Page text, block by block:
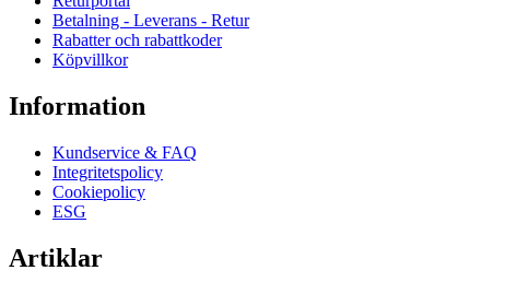
Betalning - Leverans - Retur
Rabatter och rabattkoder
Köpvillkor
Information
Kundservice & FAQ
Integritetspolicy
Cookiepolicy
ESG
Artiklar